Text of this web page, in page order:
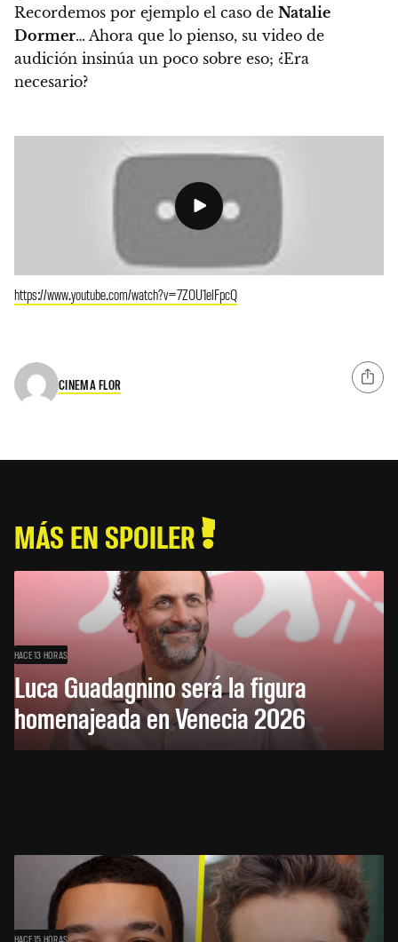
Recordemos por ejemplo el caso de Natalie
Dormer… Ahora que lo pienso, su video de
audición insinúa un poco sobre eso; ¿Era
necesario?
https://www.youtube.com/watch?v=7ZOU1elFpcQ
CINEMA FLOR
MÁS EN SPOILER
HACE 13 HORAS
Luca Guadagnino será la figura
homenajeada en Venecia 2026
HACE 15 HORAS